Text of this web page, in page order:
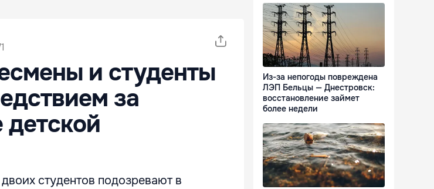
и студенты
за
детской
студентов подозревают в
Из-за непогоды повреждена
ЛЭП Бельцы — Днестровск:
восстановление займет
более недели